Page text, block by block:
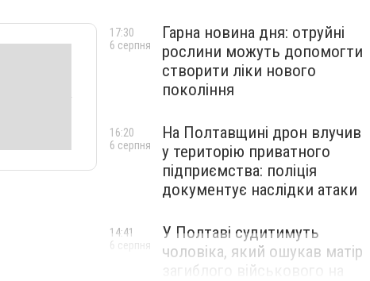
Гарна новина дня: отруйні
рослини можуть допомогти
створити ліки нового
покоління
17:30
6 серпня
На Полтавщині дрон влучив
у територію приватного
підприємства: поліція
документує наслідки атаки
16:20
6 серпня
У Полтаві судитимуть
чоловіка, який ошукав матір
загиблого військового на
14:41
6 серпня